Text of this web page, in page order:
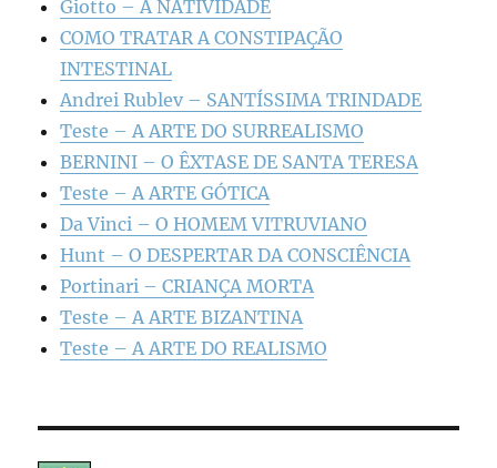
Giotto – A NATIVIDADE
COMO TRATAR A CONSTIPAÇÃO
INTESTINAL
Andrei Rublev – SANTÍSSIMA TRINDADE
Teste – A ARTE DO SURREALISMO
BERNINI – O ÊXTASE DE SANTA TERESA
Teste – A ARTE GÓTICA
Da Vinci – O HOMEM VITRUVIANO
Hunt – O DESPERTAR DA CONSCIÊNCIA
Portinari – CRIANÇA MORTA
Teste – A ARTE BIZANTINA
Teste – A ARTE DO REALISMO